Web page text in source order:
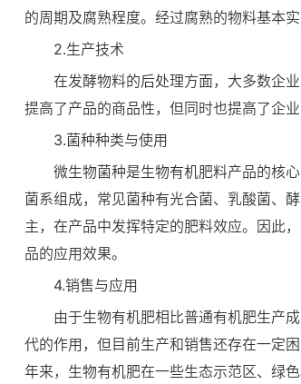
的周期及腐熟程度。经过腐熟的物料基本
2.生产技术
在发酵物料的后处理方面，大多数企
提高了产品的商品性，但同时也提高了企
3.菌种种类与使用
微生物菌种是生物有机肥料产品的核
菌系组成，常见菌种有光合菌、乳酸菌、
主，在产品中发挥特定的肥料效应。因此
品的应用效果。
4.销售与应用
由于生物有机肥相比普通有机肥生产
代的作用，但目前生产和销售还存在一定
年来，生物有机肥在一些生态示范区、绿